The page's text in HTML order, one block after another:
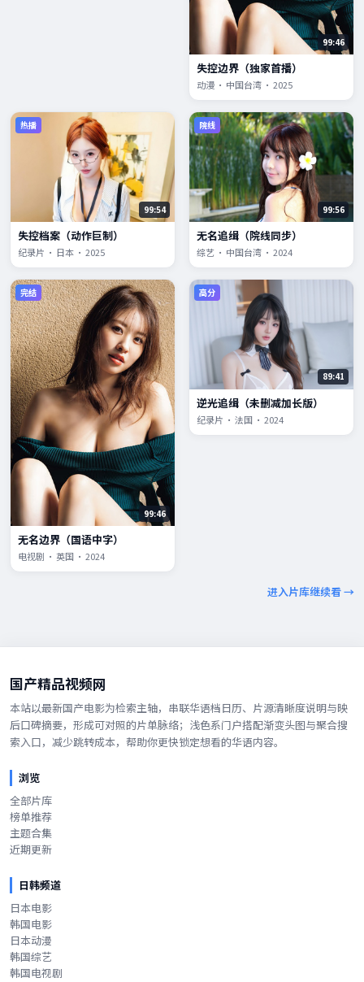
99:46
失控边界（独家首播）
动漫 · 中国台湾 · 2025
热播
99:54
失控档案（动作巨制）
纪录片 · 日本 · 2025
院线
99:56
无名追缉（院线同步）
综艺 · 中国台湾 · 2024
完结
99:46
无名边界（国语中字）
电视剧 · 英国 · 2024
高分
89:41
逆光追缉（未删减加长版）
纪录片 · 法国 · 2024
进入片库继续看 →
国产精品视频网
本站以最新国产电影为检索主轴，串联华语档日历、片源清晰度说明与映
后口碑摘要，形成可对照的片单脉络；浅色系门户搭配渐变头图与聚合搜
索入口，减少跳转成本，帮助你更快锁定想看的华语内容。
浏览
全部片库
榜单推荐
主题合集
近期更新
日韩频道
日本电影
韩国电影
日本动漫
韩国综艺
韩国电视剧